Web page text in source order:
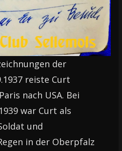
der
reiste Curt
nach USA. Bei
war Curt als
und
in der Oberpfalz